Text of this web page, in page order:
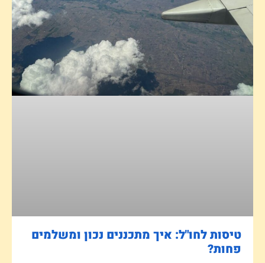
טיסות לחו"ל: איך מתכננים נכון ומשלמים
פחות?